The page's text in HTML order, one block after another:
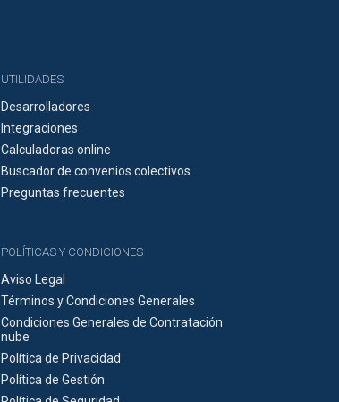
UTILIDADES
Desarrolladores
Integraciones
Calculadoras online
Buscador de convenios colectivos
Preguntas frecuentes
POLÍTICAS Y CONDICIONES
Aviso Legal
Términos y Condiciones Generales
Condiciones Generales de Contratación
nube
Política de Privacidad
Política de Gestión